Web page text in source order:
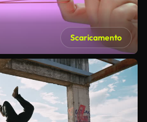
Scaricamento